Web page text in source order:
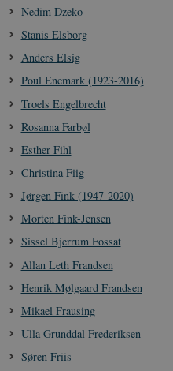
Nedim Dzeko
Stanis Elsborg
Anders Elsig
Poul Enemark (1923-2016)
Troels Engelbrecht
Rosanna Farbøl
Esther Fihl
Christina Fiig
Jørgen Fink (1947-2020)
Morten Fink-Jensen
Sissel Bjerrum Fossat
Allan Leth Frandsen
Henrik Mølgaard Frandsen
Mikael Frausing
Ulla Grunddal Frederiksen
Søren Friis